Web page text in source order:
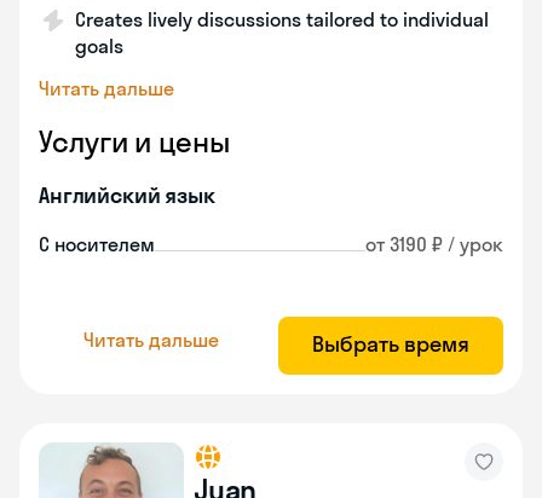
Creates lively discussions tailored to individual
goals
Читать дальше
Услуги и цены
Английский язык
С носителем от 3190 ₽ / урок
Читать дальше Выбрать время
Juan